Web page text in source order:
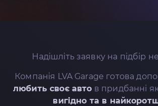
Надішліть заявку на підбір
Компанія LVA Garage готова
любить своє авто в придбанні
вигідно та в